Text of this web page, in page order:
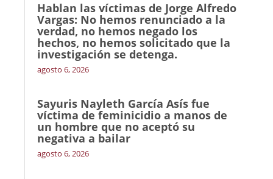
Hablan las víctimas de Jorge Alfredo
Vargas: No hemos renunciado a la
verdad, no hemos negado los
hechos, no hemos solicitado que la
investigación se detenga.
agosto 6, 2026
Sayuris Nayleth García Asís fue
víctima de feminicidio a manos de
un hombre que no aceptó su
negativa a bailar
agosto 6, 2026